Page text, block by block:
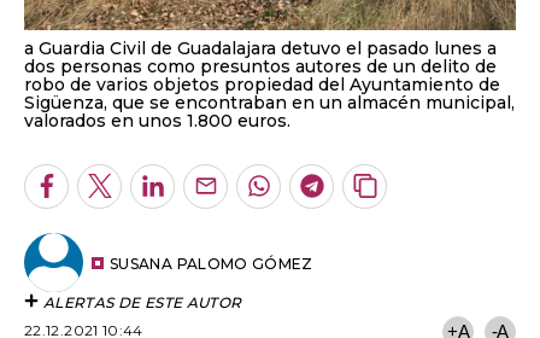
a Guardia Civil de Guadalajara detuvo el pasado lunes a
dos personas como presuntos autores de un delito de
robo de varios objetos propiedad del Ayuntamiento de
Sigüenza, que se encontraban en un almacén municipal,
valorados en unos 1.800 euros.
Facebook
TwitterLinkedInEnviarWhatsapp
Telegram
Copiar
SUSANA PALOMO GÓMEZ
ALERTAS DE ESTE AUTOR
22.12.2021 10:44
+A -A